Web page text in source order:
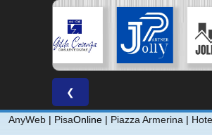
❮
AnyWeb | PisaOnline | Piazza Armerina |